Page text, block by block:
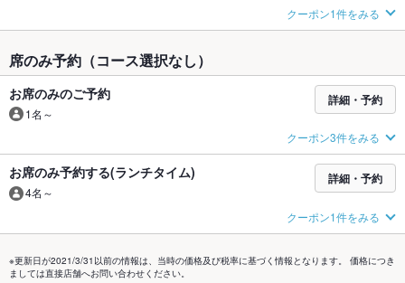
クーポン1件をみる
席のみ予約（コース選択なし）
お席のみのご予約
1名～
詳細・予約
クーポン3件をみる
お席のみ予約する(ランチタイム)
4名～
詳細・予約
クーポン1件をみる
※更新日が2021/3/31以前の情報は、当時の価格及び税率に基づく情報となります。 価格につき
ましては直接店舗へお問い合わせください。